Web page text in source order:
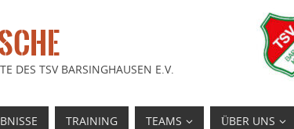
DES TSV BARSINGHAUSEN E.V.
TRAINING TEAMS ÜBER UNS